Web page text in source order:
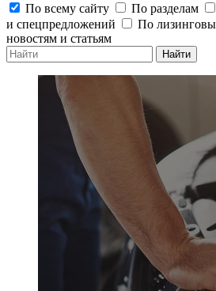
По всему сайту
По разделам
и спецпредложений
По
новостям и статьям
Найти